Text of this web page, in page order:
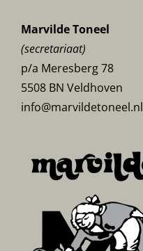
Marvilde Toneel
(secretariaat)
p/a Meresberg 78
5508 BN Veldhoven
info@marvildetoneel.nl